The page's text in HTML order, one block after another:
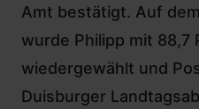
Amt bestätigt. Auf
wurde Philipp mit 88,7
wiedergewählt und
Duisburger